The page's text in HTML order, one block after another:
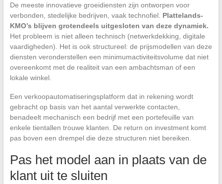
De meeste innovatieve groeidiensten zijn ontworpen voor
verbonden, stedelijke bedrijven, vaak technofiel. Plattelands-
KMO’s blijven grotendeels uitgesloten van deze dynamiek.
Het probleem is niet alleen technisch (netwerkdekking, digitale
vaardigheden). Het is ook structureel: de prijsmodellen van deze
diensten veronderstellen een minimumactiviteitsvolume dat niet
overeenkomt met de realiteit van een ambachtsman of een
lokale winkel.
Een verkoopautomatiseringsplatform dat in rekening wordt
gebracht op basis van het aantal verwerkte contacten,
benadeelt mechanisch een bedrijf met een portefeuille van
enkele tientallen trouwe klanten. De return on investment komt
pas boven een drempel die deze structuren niet bereiken.
Pas het model aan in plaats van de
klant uit te sluiten